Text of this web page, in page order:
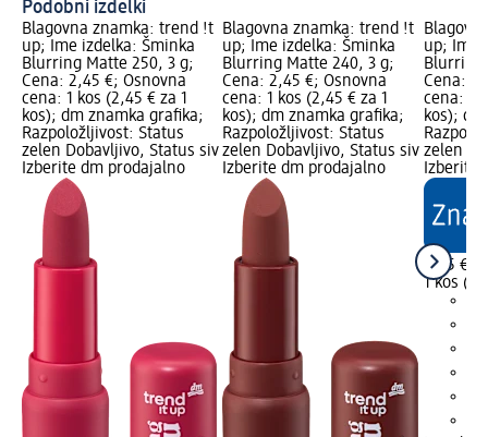
Podobni izdelki
Blagovna znamka: trend !t
up; Ime izdelka: Šminka
Blurring Matte 250, 3 g;
Cena: 2,45 €; Osnovna
cena: 1 kos (2,45 € za 1
kos); dm znamka grafika;
Razpoložljivost: Status
zelen Dobavljivo, Status siv
Izberite dm prodajalno
Blagovna znamka: trend !t
up; Ime izdelka: Šminka
Blurring Matte 240, 3 g;
Cena: 2,45 €; Osnovna
cena: 1 kos (2,45 € za 1
kos); dm znamka grafika;
Razpoložljivost: Status
zelen Dobavljivo, Status siv
Izberite dm prodajalno
up; Ime
Blurring
Cena:
cena: 1
kos);
zelen
Izberite
2,45 €
1 kos